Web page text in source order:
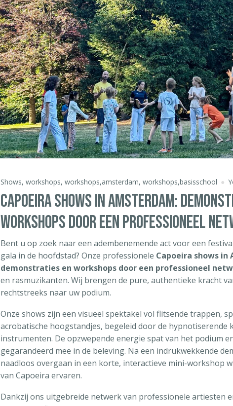
Shows, workshops, workshops,amsterdam, workshops,basisschool
CAPOEIRA SHOWS IN AMSTERDAM:
WORKSHOPS DOOR EEN PROFESSIONEEL
Bent u op zoek naar een adembenemende act voor een
gala in de hoofdstad? Onze professionele Capoeira shows in
demonstraties en workshops door een professioneel
en rasmuzikanten. Wij brengen de pure, authentieke kracht
rechtstreeks naar uw podium.
Onze shows zijn een visueel spektakel vol flitsende trappen,
acrobatische hoogstandjes, begeleid door de hypnotiserende
instrumenten. De opzwepende energie spat van het podium
gegarandeerd mee in de beleving. Na een indrukwekkende
naadloos overgaan in een korte, interactieve mini-workshop
van Capoeira ervaren.
Dankzij ons uitgebreide netwerk van professionele artiesten